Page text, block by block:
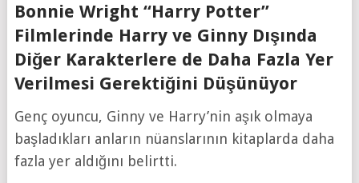
Bonnie Wright “Harry Potter”
Filmlerinde Harry ve Ginny Dışında
Diğer Karakterlere de Daha Fazla Yer
Verilmesi Gerektiğini Düşünüyor
Genç oyuncu, Ginny ve Harry’nin aşık olmaya
başladıkları anların nüanslarının kitaplarda daha
fazla yer aldığını belirtti.